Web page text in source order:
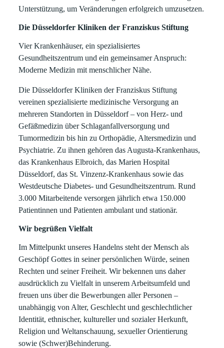
Unterstützung, um Veränderungen erfolgreich umzusetzen.
Die Düsseldorfer Kliniken der Franziskus Stiftung
Vier Krankenhäuser, ein spezialisiertes
Gesundheitszentrum und ein gemeinsamer Anspruch:
Moderne Medizin mit menschlicher Nähe.
Die Düsseldorfer Kliniken der Franziskus Stiftung
vereinen spezialisierte medizinische Versorgung an
mehreren Standorten in Düsseldorf – von Herz- und
Gefäßmedizin über Schlaganfallversorgung und
Tumormedizin bis hin zu Orthopädie, Altersmedizin und
Psychiatrie. Zu ihnen gehören das Augusta-Krankenhaus,
das Krankenhaus Elbroich, das Marien Hospital
Düsseldorf, das St. Vinzenz-Krankenhaus sowie das
Westdeutsche Diabetes- und Gesundheitszentrum. Rund
3.000 Mitarbeitende versorgen jährlich etwa 150.000
Patientinnen und Patienten ambulant und stationär.
Wir begrüßen Vielfalt
Im Mittelpunkt unseres Handelns steht der Mensch als
Geschöpf Gottes in seiner persönlichen Würde, seinen
Rechten und seiner Freiheit. Wir bekennen uns daher
ausdrücklich zu Vielfalt in unserem Arbeitsumfeld und
freuen uns über die Bewerbungen aller Personen –
unabhängig von Alter, Geschlecht und geschlechtlicher
Identität, ethnischer, kultureller und sozialer Herkunft,
Religion und Weltanschauung, sexueller Orientierung
sowie (Schwer)Behinderung.